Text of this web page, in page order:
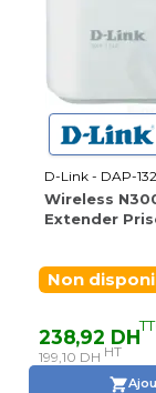
D-Link - DAP-
Wireless
Extender
Non
238,92 DH
199,10 DH HT